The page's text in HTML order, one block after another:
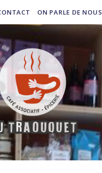
ON PARLE DE NOUS